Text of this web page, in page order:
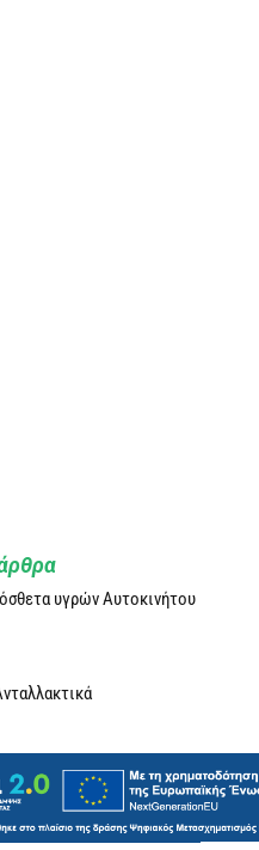
υγρών Αυτοκινήτου